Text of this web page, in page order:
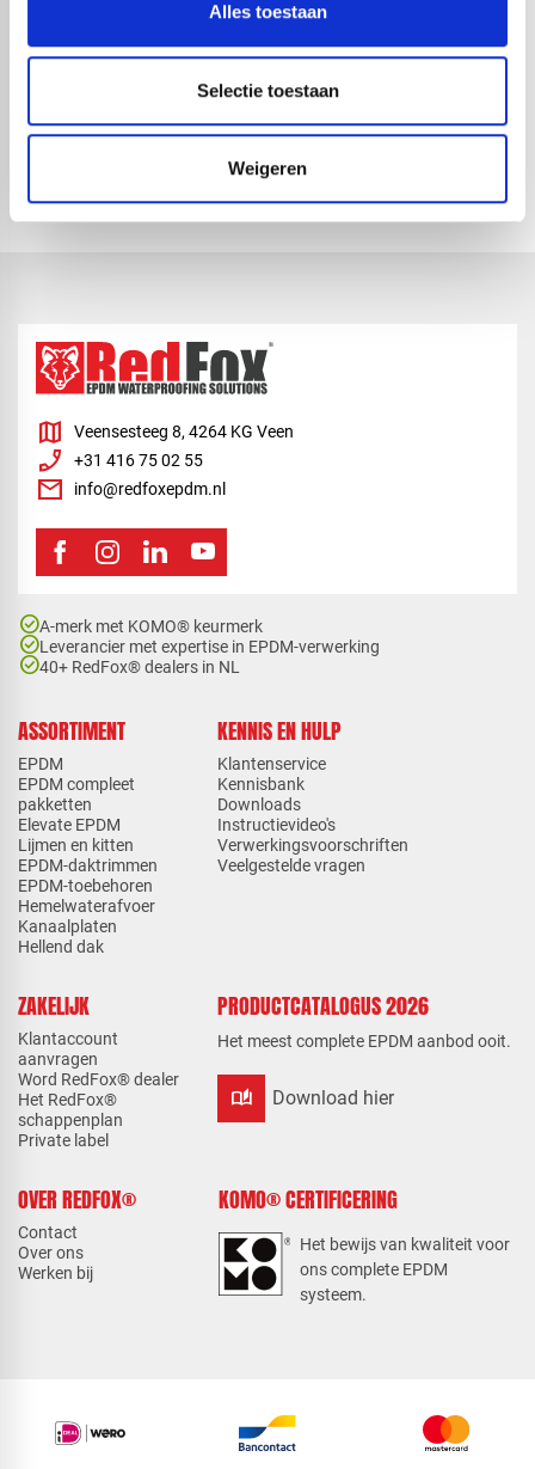
Alles toestaan
Selectie toestaan
Weigeren
REDFOX EPDM DAKBEDEKKING
1,14MM DIK ZWART 3,66 X ONDERUITLOOP 63MM
1-4 dagen levertijd
ASSORTIMENT
EPDM
EPDM compleet
pakketten
Elevate EPDM
Lijmen en kitten
EPDM-daktrimmen
EPDM-toebehoren
Hemelwaterafvoer
Kanaalplaten
Hellend dak
KENNIS EN HULP
Klantenservice
Kennisbank
Downloads
Instructievideo's
Verwerkingsvoorschriften
Veelgestelde vragen
ZAKELIJK
Klantaccount
aanvragen
Word RedFox® dealer
Het RedFox®
schappenplan
Private label
PRODUCTCATALOGUS 2026
Het meest complete EPDM aanbod ooit.
auto_stories Download hier
OVER REDFOX®
Contact
Over ons
Werken bij
KOMO® CERTIFICERING
Het bewijs van kwaliteit voor
ons complete EPDM
systeem.
map Veensesteeg 8, 4264 KG Veen
phone_enabled +31 416 75 02 55
mail info@redfoxepdm.nl
check_circleA-merk met KOMO® keurmerk
check_circleLeverancier met expertise in EPDM-verwerking
check_circle40+ RedFox® dealers in NL